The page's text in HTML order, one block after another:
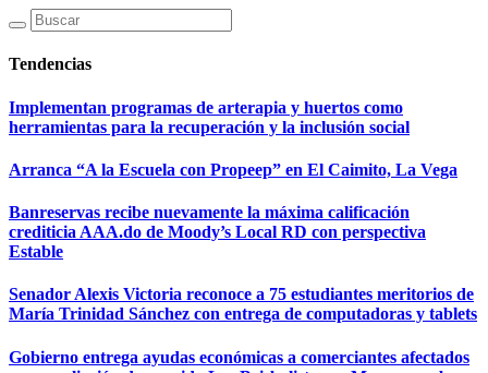
Tendencias
Implementan programas de arterapia y huertos como
herramientas para la recuperación y la inclusión social
Arranca “A la Escuela con Propeep” en El Caimito, La Vega
Banreservas recibe nuevamente la máxima calificación
crediticia AAA.do de Moody’s Local RD con perspectiva
Estable
Senador Alexis Victoria reconoce a 75 estudiantes meritorios de
María Trinidad Sánchez con entrega de computadoras y tablets
Gobierno entrega ayudas económicas a comerciantes afectados